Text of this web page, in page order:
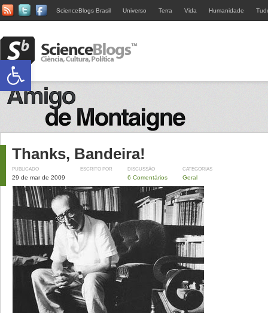
ScienceBlogs Brasil Universo Terra Vida Humanidade
Thanks, Bandeira!
PUBLICADO
29 de mar de 2009
ESCRITO POR DISCUSSÃO
6 Comentários
CATEGORIAS
Geral
Abrir a barra de ferramentas